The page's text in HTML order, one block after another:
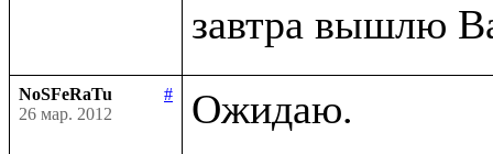
NoSFeRaTu
#
26 мар. 2012